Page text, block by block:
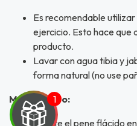
Es recomendable
ejercicio. Esto hace que
producto.
Lavar con agua tibia y
forma natural (no use
Modo de uso:
Inserte el pene flácido